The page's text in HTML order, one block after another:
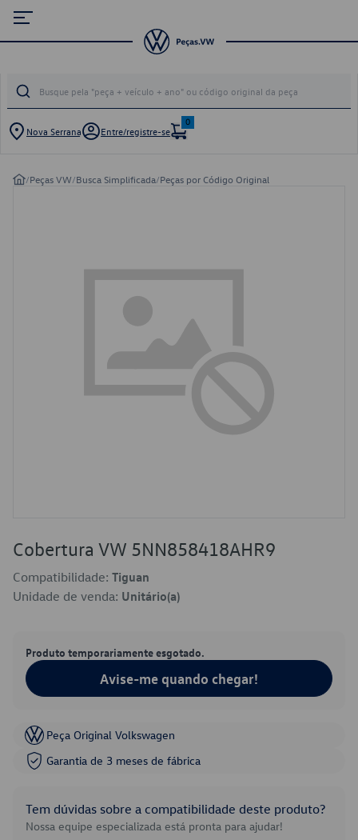
Nova Serrana Entre/registre-se
0
/Peças VW/Busca Simplificada/Peças por Código Original
Cobertura VW 5NN858418AHR9
Compatibilidade: Tiguan
Unidade de venda: Unitário(a)
Produto temporariamente esgotado.
Avise-me quando chegar!
Peça Original Volkswagen
Garantia de 3 meses de fábrica
Tem dúvidas sobre a compatibilidade deste produto?
Nossa equipe especializada está pronta para ajudar!